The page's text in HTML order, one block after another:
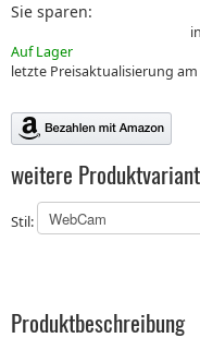
Sie sparen:
Auf Lager
letzte Preisaktualisierung am
weitere
Stil:
Produktbeschreibung